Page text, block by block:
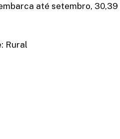
até setembro,
Rural